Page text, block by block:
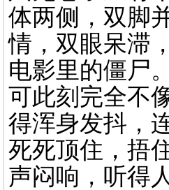
体两侧，双脚
情，双眼呆滞
电影里的僵尸
可此刻完全不
得浑身发抖，
死死顶住，捂
声闷响，听得